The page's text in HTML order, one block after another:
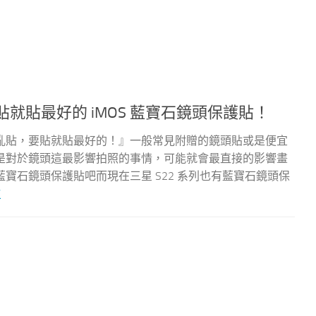
貼最好的 iMOS 藍寶石鏡頭保護貼！
，要貼就貼最好的！』一般常見附贈的鏡頭貼或是便宜
於鏡頭這最影響拍照的事情，可能就會最直接的影響畫
石鏡頭保護貼吧而現在三星 S22 系列也有藍寶石鏡頭保